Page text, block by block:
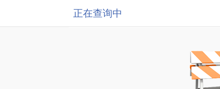
正在查询中